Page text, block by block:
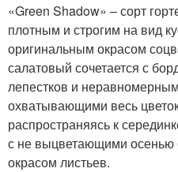
«Green Shadow» – сорт
плотным и строгим на вид
оригинальным окрасом
салатовый сочетается с
лепестков и
охватывающими весь
распространяясь к
с не выцветающими осенью
окрасом листьев.